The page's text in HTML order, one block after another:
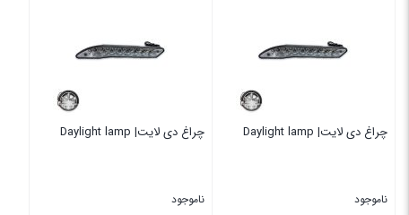
چراغ دی لایت| Daylight lamp
ناموجود
چراغ دی لایت| Daylight lamp
ناموجود